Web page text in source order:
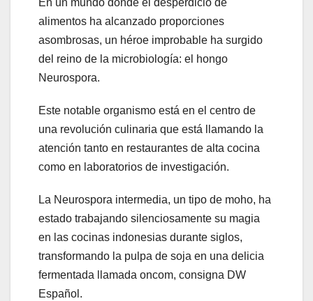
En un mundo donde el desperdicio de
alimentos ha alcanzado proporciones
asombrosas, un héroe improbable ha surgido
del reino de la microbiología: el hongo
Neurospora.
Este notable organismo está en el centro de
una revolución culinaria que está llamando la
atención tanto en restaurantes de alta cocina
como en laboratorios de investigación.
La Neurospora intermedia, un tipo de moho, ha
estado trabajando silenciosamente su magia
en las cocinas indonesias durante siglos,
transformando la pulpa de soja en una delicia
fermentada llamada oncom, consigna DW
Español.